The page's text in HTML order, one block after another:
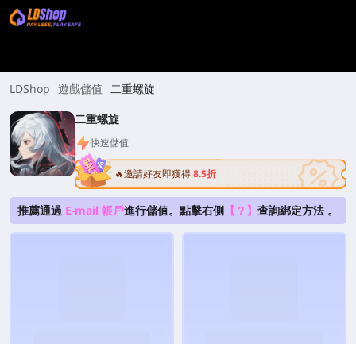
LDShop 遊戲儲值 二重螺旋
二重螺旋
快速儲值
🔥邀請好友即獲得8.5折
推薦通過 E-mail 帳戶進行儲值。點擊右側 【？】 查詢綁定方法 。